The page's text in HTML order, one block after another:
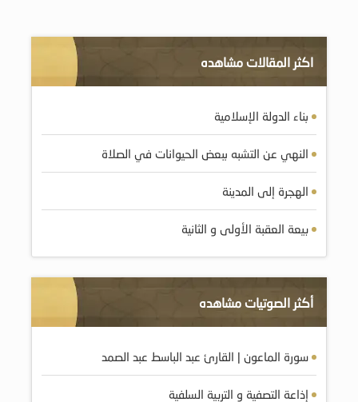
اكثر المقالات مشاهده
بناء الدولة الإسلامية
النهي عن التشبه ببعض الحيوانات في الصلاة
الهجرة إلى المدينة
بيعة العقبة الأولى و الثانية
أكثر الصوتيات مشاهده
سورة الماعون | القارئ عبد الباسط عبد الصمد
إذاعة التصفية و التربية السلفية